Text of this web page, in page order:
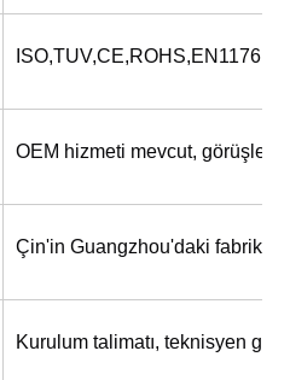
OEM hizmeti mevcut,
Çin'in Guangzhou'daki fabrika
Kurulum talimatı, teknisyen